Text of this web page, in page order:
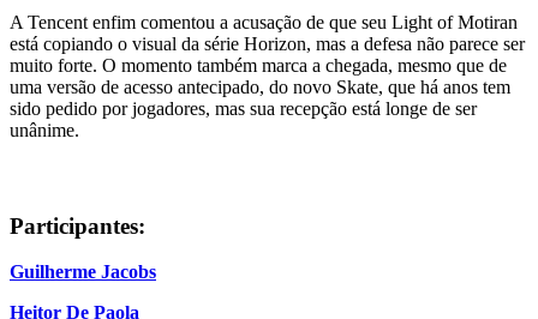
A Tencent enfim comentou a acusação de que seu Light of Motiran
está copiando o visual da série Horizon, mas a defesa não parece ser
muito forte. O momento também marca a chegada, mesmo que de
uma versão de acesso antecipado, do novo Skate, que há anos tem
sido pedido por jogadores, mas sua recepção está longe de ser
unânime.
Participantes:
Guilherme Jacobs
Heitor De Paola